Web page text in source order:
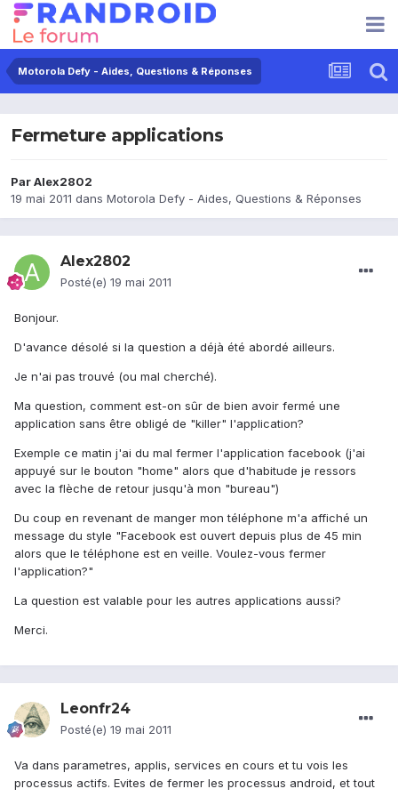
Motorola Defy - Aides, Questions & Réponses
Fermeture applications
ParAlex2802
19 mai 2011 dans Motorola Defy - Aides, Questions & Réponses
Alex2802
Posté(e) 19 mai 2011
Bonjour.
D'avance désolé si la question a déjà été abordé ailleurs.
Je n'ai pas trouvé (ou mal cherché).
Ma question, comment est-on sûr de bien avoir fermé une
application sans être obligé de "killer" l'application?
Exemple ce matin j'ai du mal fermer l'application facebook (j'ai
appuyé sur le bouton "home" alors que d'habitude je ressors
avec la flèche de retour jusqu'à mon "bureau")
Du coup en revenant de manger mon téléphone m'a affiché un
message du style "Facebook est ouvert depuis plus de 45 min
alors que le téléphone est en veille. Voulez-vous fermer
l'application?"
La question est valable pour les autres applications aussi?
Merci.
Leonfr24
Posté(e) 19 mai 2011
Va dans parametres, applis, services en cours et tu vois les
processus actifs. Evites de fermer les processus android, et tout